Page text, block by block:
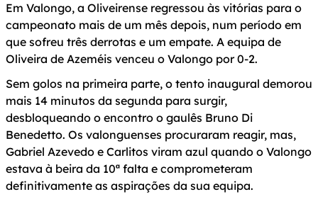
Em Valongo, a Oliveirense regressou às vitórias para o
campeonato mais de um mês depois, num período em
que sofreu três derrotas e um empate. A equipa de
Oliveira de Azeméis venceu o Valongo por 0-2.
Sem golos na primeira parte, o tento inaugural demorou
mais 14 minutos da segunda para surgir,
desbloqueando o encontro o gaulês Bruno Di
Benedetto. Os valonguenses procuraram reagir, mas,
Gabriel Azevedo e Carlitos viram azul quando o Valongo
estava à beira da 10ª falta e comprometeram
definitivamente as aspirações da sua equipa.